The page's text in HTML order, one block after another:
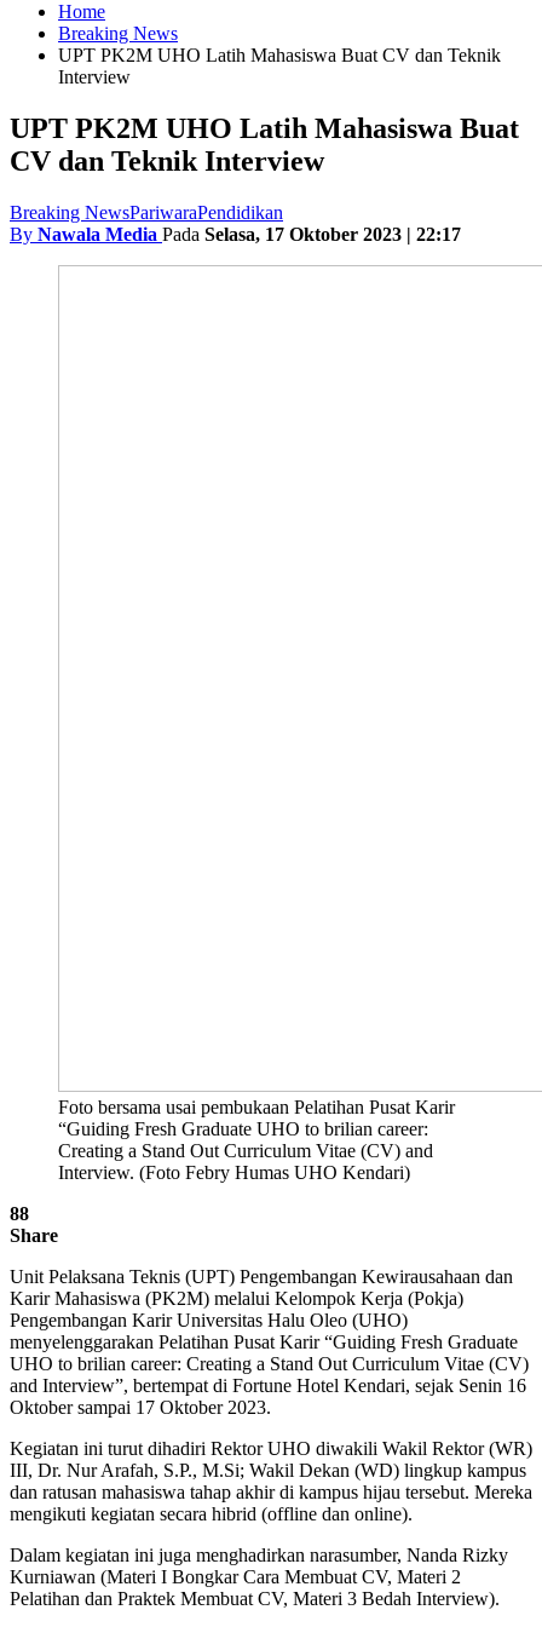
Home
Breaking News
UPT PK2M UHO Latih Mahasiswa Buat CV dan Teknik
Interview
UPT PK2M UHO Latih Mahasiswa Buat
CV dan Teknik Interview
Breaking NewsPariwaraPendidikan
By Nawala Media Pada Selasa, 17 Oktober 2023 | 22:17
Foto bersama usai pembukaan Pelatihan Pusat Karir
“Guiding Fresh Graduate UHO to brilian career:
Creating a Stand Out Curriculum Vitae (CV) and
Interview. (Foto Febry Humas UHO Kendari)
88
Share
Unit Pelaksana Teknis (UPT) Pengembangan Kewirausahaan dan
Karir Mahasiswa (PK2M) melalui Kelompok Kerja (Pokja)
Pengembangan Karir Universitas Halu Oleo (UHO)
menyelenggarakan Pelatihan Pusat Karir “Guiding Fresh Graduate
UHO to brilian career: Creating a Stand Out Curriculum Vitae (CV)
and Interview”, bertempat di Fortune Hotel Kendari, sejak Senin 16
Oktober sampai 17 Oktober 2023.
Kegiatan ini turut dihadiri Rektor UHO diwakili Wakil Rektor (WR)
III, Dr. Nur Arafah, S.P., M.Si; Wakil Dekan (WD) lingkup kampus
dan ratusan mahasiswa tahap akhir di kampus hijau tersebut. Mereka
mengikuti kegiatan secara hibrid (offline dan online).
Dalam kegiatan ini juga menghadirkan narasumber, Nanda Rizky
Kurniawan (Materi I Bongkar Cara Membuat CV, Materi 2
Pelatihan dan Praktek Membuat CV, Materi 3 Bedah Interview).